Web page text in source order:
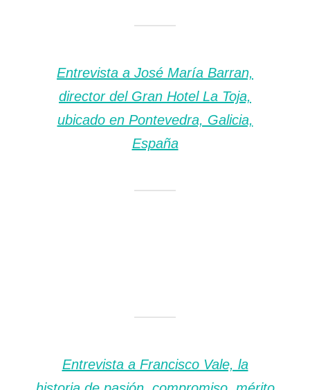
Entrevista a José María Barran,
director del Gran Hotel La Toja,
ubicado en Pontevedra, Galicia,
España
Entrevista a Francisco Vale, la